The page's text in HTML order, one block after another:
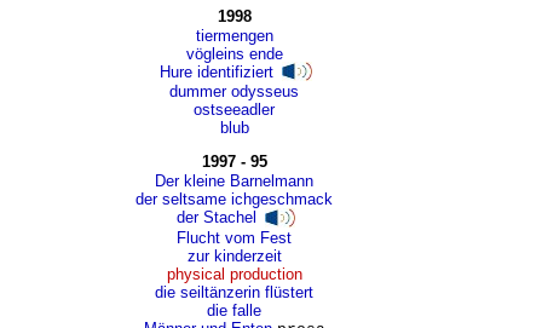
1998
tiermengen
vögleins ende
Hure identifiziert
dummer odysseus
ostseeadler
blub
1997 - 95
Der kleine Barnelmann
der seltsame ichgeschmack
der Stachel
Flucht vom Fest
zur kinderzeit
physical production
die seiltänzerin flüstert
die falle